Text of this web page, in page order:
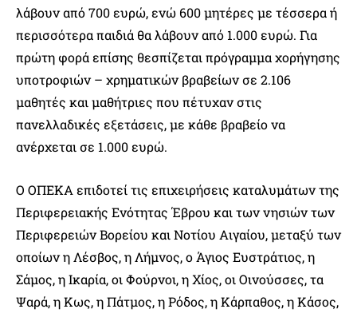
λάβουν από 700 ευρώ, ενώ 600 μητέρες με τέσσερα ή
περισσότερα παιδιά θα λάβουν από 1.000 ευρώ. Για
πρώτη φορά επίσης θεσπίζεται πρόγραμμα χορήγησης
υποτροφιών – χρηματικών βραβείων σε 2.106
μαθητές και μαθήτριες που πέτυχαν στις
πανελλαδικές εξετάσεις, με κάθε βραβείο να
ανέρχεται σε 1.000 ευρώ.
Ο ΟΠΕΚΑ επιδοτεί τις επιχειρήσεις καταλυμάτων της
Περιφερειακής Ενότητας Έβρου και των νησιών των
Περιφερειών Βορείου και Νοτίου Αιγαίου, μεταξύ των
οποίων η Λέσβος, η Λήμνος, ο Άγιος Ευστράτιος, η
Σάμος, η Ικαρία, οι Φούρνοι, η Χίος, οι Οινούσσες, τα
Ψαρά, η Κως, η Πάτμος, η Ρόδος, η Κάρπαθος, η Κάσος,